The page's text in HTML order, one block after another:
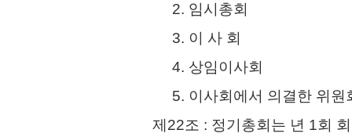
2. 임시총회
3. 이 사 회
4. 상임이사회
5. 이사회에서 의결한 위원
제22조 : 정기총회는 년 1회